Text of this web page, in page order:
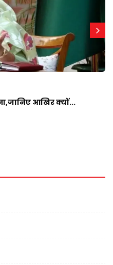
आखिर क्यों...